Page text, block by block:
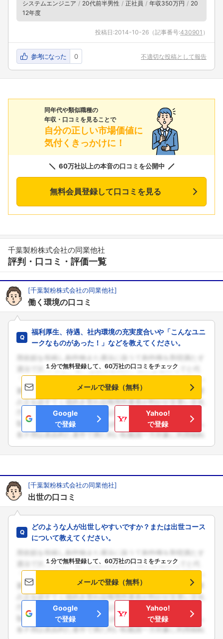
システムエンジニア 20代前半男性 正社員 年収350万円
20
12年度
投稿日:2014-10-26 （記事番号:430901 ）
参考になった 0 不適切な投稿として報告
同年代や類似職種の
年収・口コミを見ることで
自分の正しい市場価値に
気付くきっかけに！
60万社以上の本音の口コミを公開中
無料会員登録して口コミを見る
千葉製粉株式会社の同業他社
評判・口コミ・評価一覧
[千葉製粉株式会社の同業他社]
働く環境の口コミ
福利厚生、待遇、社内環境の充実度合いや「こんなユニ
ークなものがあった！」などを教えてください。
１分で無料登録して、60万社の口コミをチェック
メールで登録（無料）
Google
で登録
Yahoo!
で登録
[千葉製粉株式会社の同業他社]
出世の口コミ
どのような人が出世しやすいですか？または出世コース
について教えてください。
１分で無料登録して、60万社の口コミをチェック
メールで登録（無料）
Google
で登録
Yahoo!
で登録